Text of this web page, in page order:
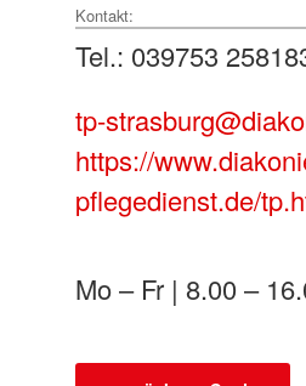
Kontakt:
Tel.: 039753
tp-
https://
pflegedienst.de/
Mo – Fr | 8.00 –